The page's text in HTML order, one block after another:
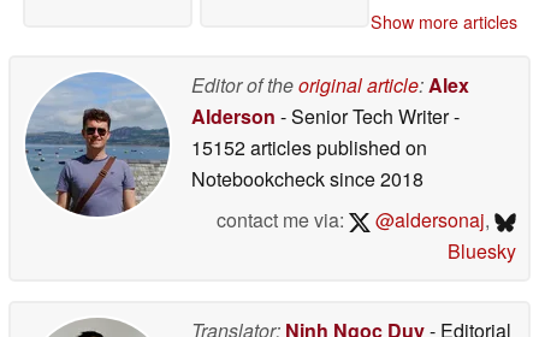
Show more articles
Editor of theoriginal article:Alex
Alderson - Senior Tech Writer-
15152 articles published on
Notebookchecksince 2018
contact me via:
@aldersonaj,
Bluesky
Translator: Ninh Ngoc Duy- Editorial